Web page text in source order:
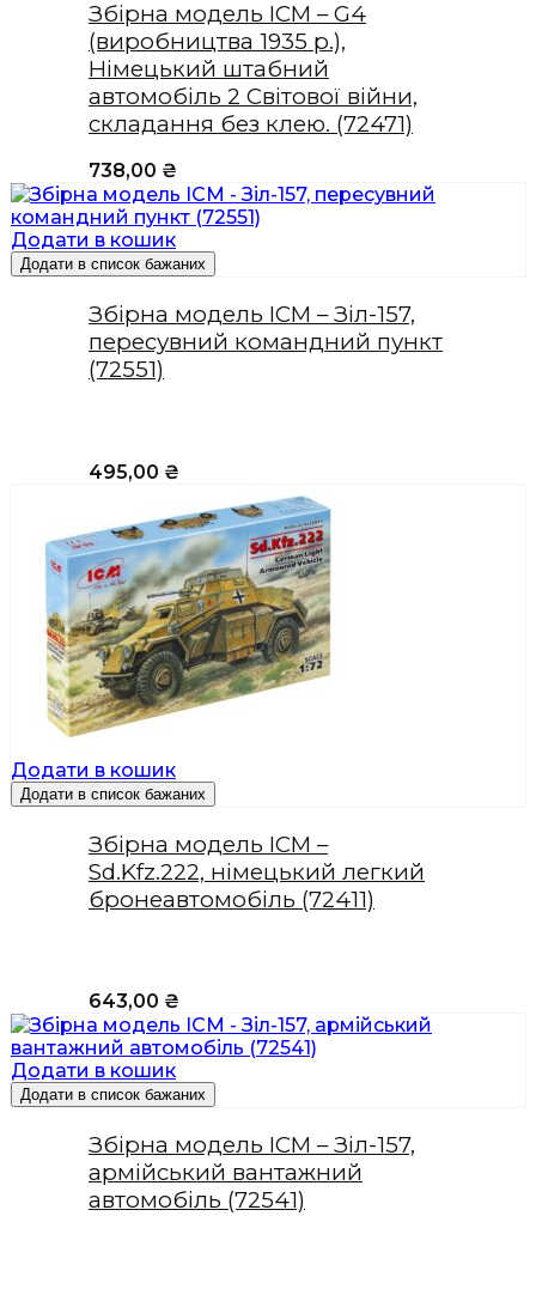
Збірна модель ICM – G4
(виробництва 1935 р.),
Німецький штабний
автомобіль 2 Світової війни,
складання без клею. (72471)
738,00 ₴
Додати в кошик
Додати в список бажаних
Збірна модель ICM – Зіл-157,
пересувний командний пункт
(72551)
495,00 ₴
Додати в кошик
Додати в список бажаних
Збірна модель ICM –
Sd.Kfz.222, німецький легкий
бронеавтомобіль (72411)
643,00 ₴
Додати в кошик
Додати в список бажаних
Збірна модель ICM – Зіл-157,
армійський вантажний
автомобіль (72541)